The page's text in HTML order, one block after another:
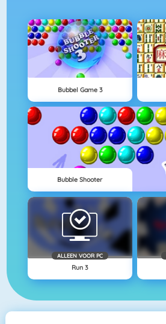
Bubbel Game 3
Bubble Shooter
ALLEEN VOOR PC
Run 3